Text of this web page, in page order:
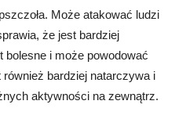
Może atakować ludzi
że ​​jest bardziej
bolesne i może powodować
bardziej natarczywa i
aktywności na zewnątrz.